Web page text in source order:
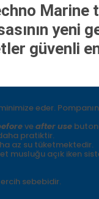
Marine
yeni
güvenli
eder.
veafter use
pratiktir.
az su tüketmektedir.
musluğu açık iken
sebebidir.